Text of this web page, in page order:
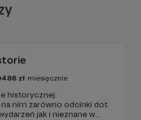
zł miesięcznie
historycznej.
na nim zarówno odcinki dot
jak i nieznane w